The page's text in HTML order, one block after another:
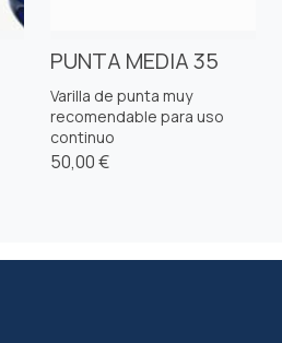
PUNTA MEDIA 35
Varilla de punta muy
recomendable para uso
continuo
50,00 €